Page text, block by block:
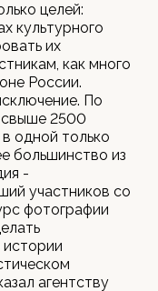
целей:
культурного
их
как много
России.
По
свыше 2500
одной только
большинство из
-
участников со
фотографии
агентству